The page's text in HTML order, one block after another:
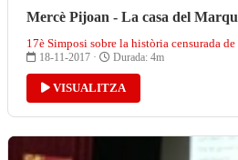
Mercè Pijoan - La casa del
17è Simposi sobre la història censurada
18-11-2017 · Durada: 4m
VISUALITZA